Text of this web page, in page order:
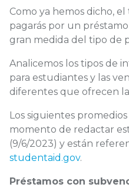
Como ya hemos dicho,
pagarás por un
gran medida del tipo de
Analicemos los tipos de
para estudiantes y las
diferentes que ofrecen
Los siguientes
momento de redactar
(9/6/2023) y están
studentaid.gov.
Préstamos con